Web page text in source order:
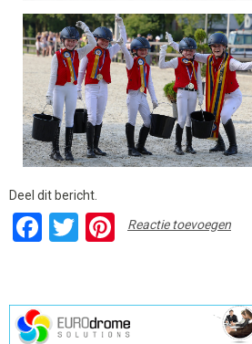
Deel dit bericht.
Facebook
TwitterPinterest
Reactie toevoegen